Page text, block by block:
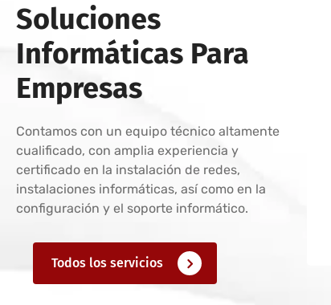
Soluciones
Informáticas Para
Empresas
Contamos con un equipo técnico altamente
cualificado, con amplia experiencia y
certificado en la instalación de redes,
instalaciones informáticas, así como en la
configuración y el soporte informático.
Todos los servicios